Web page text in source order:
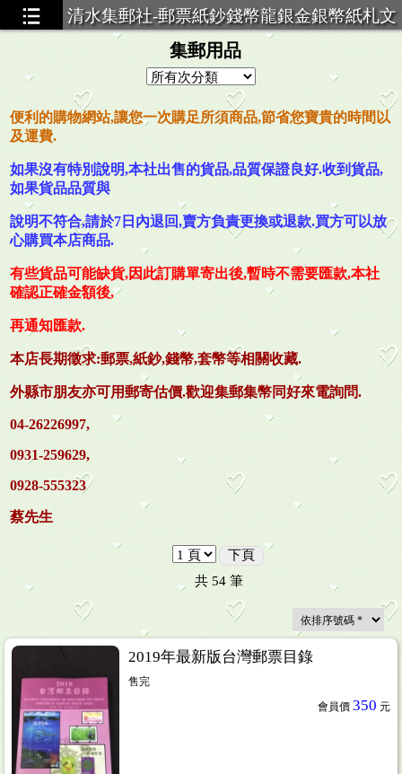
清水集郵社-郵票紙鈔錢幣龍銀金銀幣紙札文
獻買賣
集郵用品
便利的購物網站,讓您一次購足所須商品,節省您寶貴的時間以
及運費.
如果沒有特別說明,本社出售的貨品,品質保證良好.收到貨品,
如果貨品品質與
說明不符合,請於7日內退回,賣方負責更換或退款.買方可以放
心購買本店商品.
有些貨品可能缺貨,因此訂購單寄出後,暫時不需要匯款,本社
確認正確金額後,
再通知匯款.
本店長期徵求:郵票,紙鈔,錢幣,套幣等相關收藏.
外縣市朋友亦可用郵寄估價.歡迎集郵集幣同好來電詢問.
04-26226997,
0931-259629,
0928-555323
蔡先生
下頁
共 54 筆
2019年最新版台灣郵票目錄
售完
會員價 350 元